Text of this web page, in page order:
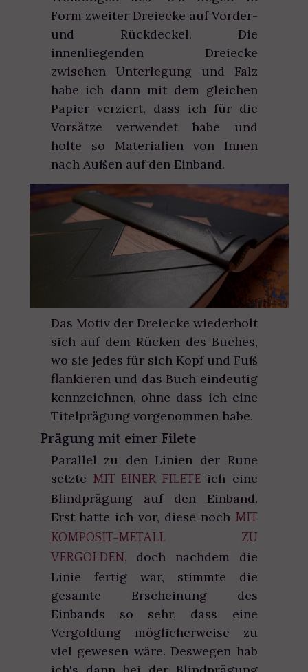
Form zweiter Dreiecke auf Vorder-
und Rückdeckel. Die
innenliegenden Dreiecke
zwischen Unterlegung und Falz
habe ich dann mit dem gleichen
Papier verziert, dass ich für die
Vorsätze verwendet habe und
holte so Materialien von Innen
nach Außen auf den Einband.
Das Motiv der Dreiecke wiederholt
sich auf dem Rücken des Buches,
wo sie jedes für sich Kopf und Fuß
flankieren und das Buch eindeutig
kennzeichnen, ohne dass ich eine
Titelprägung vorgenommen habe.
Prägung mit einer Filete
Parallel zu den Linien der Rune
setzte MIT EINER FILETEich eine
Blindprägung auf den Einband.
Erst hatte ich vor, diese noch MIT
KOMPOSIT-METALL ZU
VERGOLDEN, doch nachdem die
Linie fertig war, stimmte die
gesamte Erscheinung des
Einbands so sehr, dass eine
Vergoldung möglicherweise zu
viel gewesen wäre. Deswegen hab